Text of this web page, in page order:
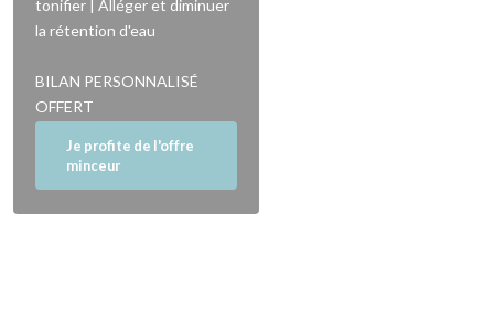
tonifier | Alléger et diminuer
la rétention d'eau
BILAN PERSONNALISÉ
OFFERT
Je profite de l'offre
minceur